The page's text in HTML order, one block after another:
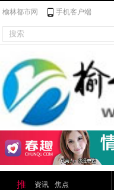
榆林都市网 手机客户端
推
资讯
焦点